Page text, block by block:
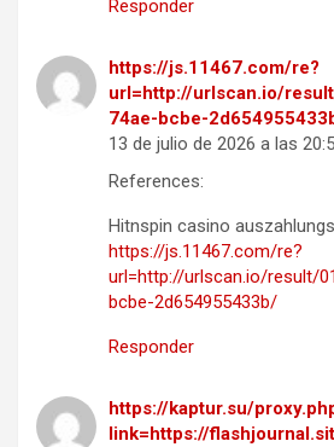
Responder
https://js.11467.com/re?
url=http://urlscan.io/
74ae-bcbe-
13 de julio de 2026 a las
References:
Hitnspin casino
https://js.11467.com/re?
url=http://urlscan.io/result/
bcbe-2d654955433b/
Responder
https://kaptur.su/
link=https://